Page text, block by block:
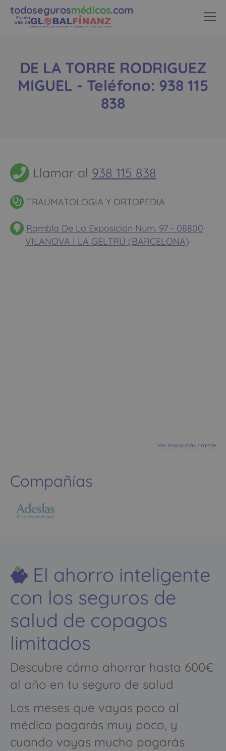
todosegurosmédicos.com
Es una
web de
DE LA TORRE RODRIGUEZ
MIGUEL - Teléfono: 938 115
838
Llamar al 938 115 838
TRAUMATOLOGIA Y ORTOPEDIA
Rambla De La Exposicion Num. 97 - 08800
VILANOVA I LA GELTRÚ (BARCELONA)
Ver mapa más grande
Compañías
El ahorro inteligente
con los seguros de
salud de copagos
limitados
Descubre cómo ahorrar hasta 600€
al año en tu seguro de salud
Los meses que vayas poco al
médico pagarás muy poco, y
cuando vayas mucho pagarás